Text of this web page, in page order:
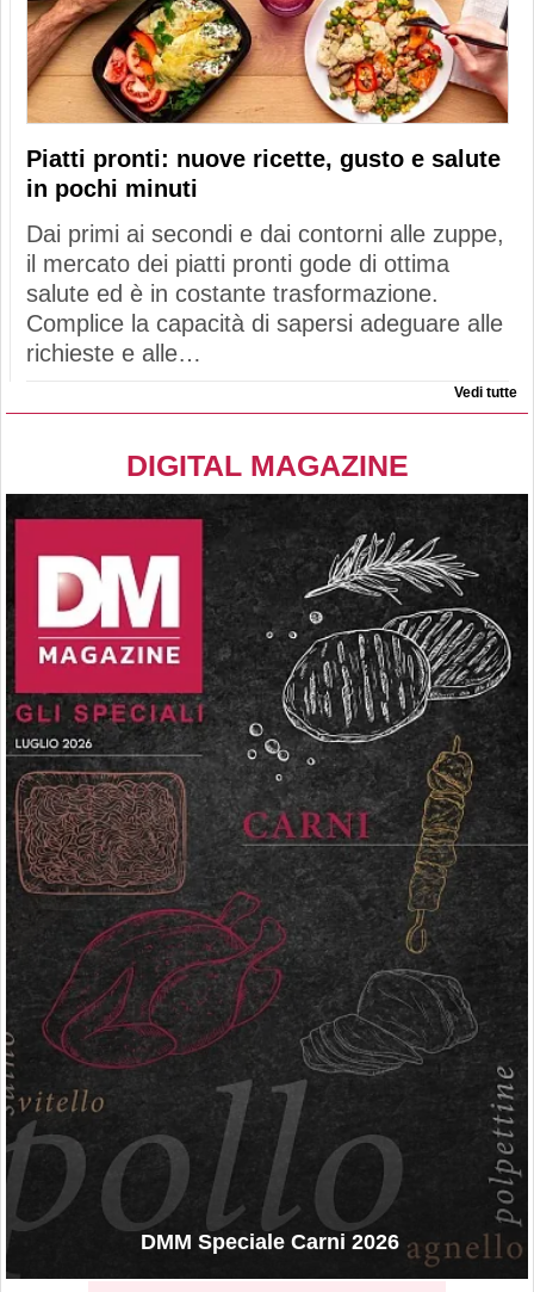
Piatti pronti: nuove ricette, gusto e salute
in pochi minuti
Dai primi ai secondi e dai contorni alle zuppe,
il mercato dei piatti pronti gode di ottima
salute ed è in costante trasformazione.
Complice la capacità di sapersi adeguare alle
richieste e alle…
Vedi tutte
DIGITAL MAGAZINE
DMM Speciale Carni 2026